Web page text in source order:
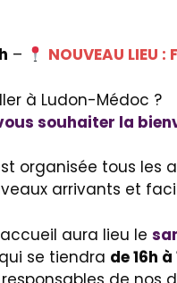
– NOUVEAU LIEU
à Ludon-Médoc ?
souhaiter la
organisée tous
arrivants et
aura lieu le
qui se tiendra de 16h à